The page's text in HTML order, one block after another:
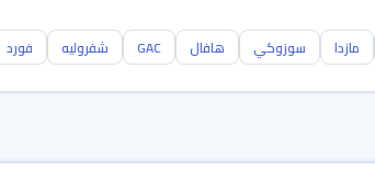
مازدا سوزوكي هافال GAC شفروليه فورد